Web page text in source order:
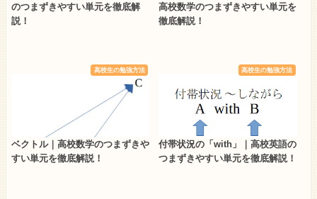
のつまずきやすい単元を徹底解
説！
高校数学のつまずきやすい単元を
徹底解説！
高校生の勉強方法
ベクトル｜高校数学のつまずきや
すい単元を徹底解説！
高校生の勉強方法
付帯状況の「with」｜高校英語の
つまずきやすい単元を徹底解説！